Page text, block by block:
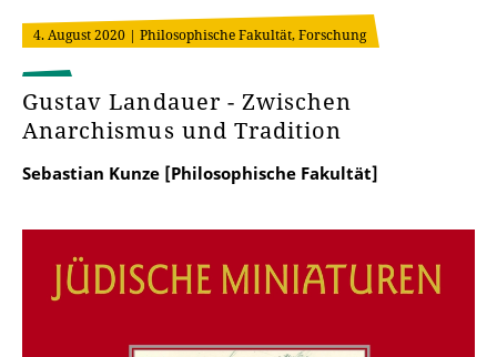
4. August 2020 | Philosophische Fakultät, Forschung
Gustav Landauer - Zwischen
Anarchismus und Tradition
Sebastian Kunze [Philosophische Fakultät]